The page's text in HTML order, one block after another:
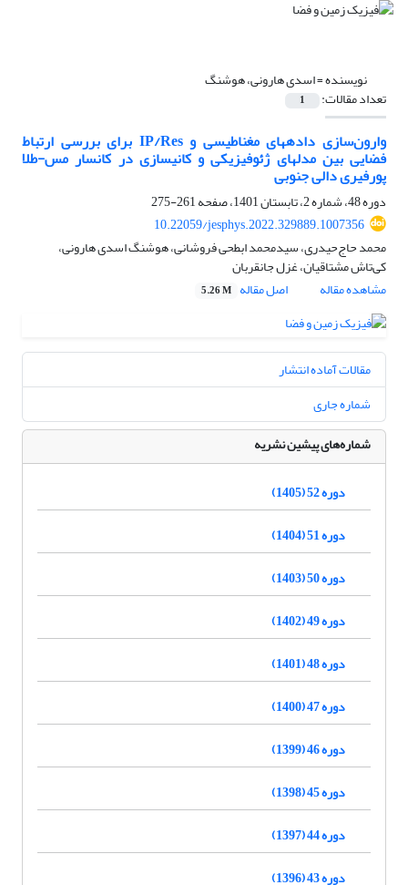
نویسنده =اسدی هارونی، هوشنگ
تعداد مقالات: 1
وارون‌‌سازی داده‎های مغناطیسی و IP/Res برای بررسی ارتباط
فضایی بین مدل‎های ژئوفیزیکی و کانی‎سازی در کانسار مس-طلا
پورفیری دالی جنوبی
دوره 48، شماره 2، تابستان 1401، صفحه
261-275
10.22059/jesphys.2022.329889.1007356
محمد حاج‌حیدری، سیدمحمد ابطحی فروشانی، هوشنگ اسدی هارونی،
کی‌تاش مشتاقیان، غزل جانقربان
مشاهده مقاله
اصل مقاله 5.26 M
مقالات آماده انتشار
شماره جاری
شماره‌های پیشین نشریه
دوره 52 (1405)
دوره 51 (1404)
دوره 50 (1403)
دوره 49 (1402)
دوره 48 (1401)
دوره 47 (1400)
دوره 46 (1399)
دوره 45 (1398)
دوره 44 (1397)
دوره 43 (1396)